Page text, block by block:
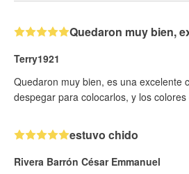
Quedaron muy bien,
Terry1921
Quedaron muy bien, es una excelente
despegar para colocarlos, y los
estuvo chido
Rivera Barrón César Emmanuel